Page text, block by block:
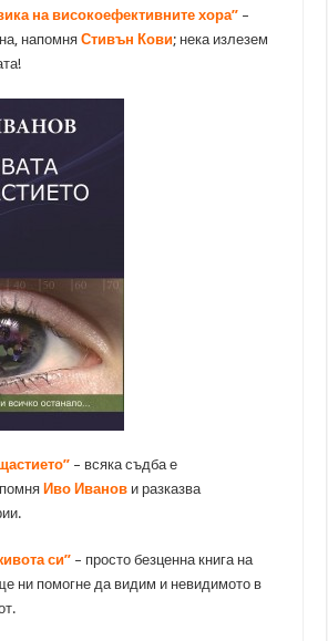
на високоефективните хора” –
напомняСтивън Кови; нека излезем
– всяка съдба е
Иво Иванов и разказва
си” – просто безценна книга на
ще ни помогне да видим и невидимото в